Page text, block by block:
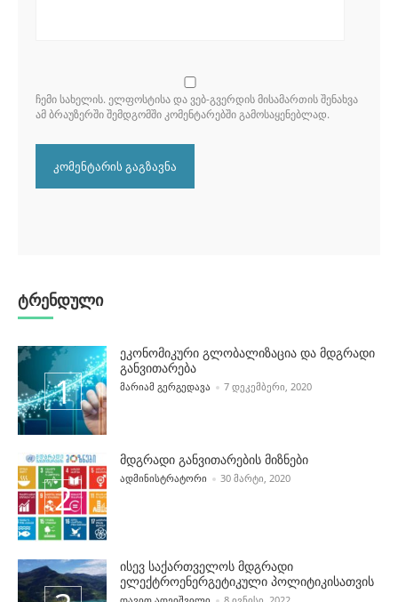
ᲩᲔᲛᲘ ᲡᲐᲮᲔᲚᲘᲡ. ᲔᲚᲤᲝᲡᲢᲘᲡᲐ ᲓᲐ ᲕᲔᲑ-ᲒᲕᲔᲠᲓᲘᲡ ᲛᲘᲡᲐᲛᲐᲠᲗᲘᲡ ᲨᲔᲜᲐᲮᲕᲐ
ᲐᲛ ᲑᲠᲐᲣᲖᲔᲠᲨᲘ ᲨᲔᲛᲓᲒᲝᲛᲨᲘ ᲙᲝᲛᲔᲜᲢᲐᲠᲔᲑᲨᲘ ᲒᲐᲛᲝᲡᲐᲧᲔᲜᲔᲑᲚᲐᲓ.
ტრენდული
ეკონომიკური გლობალიზაცია და მდგრადი
განვითარება
POSTED BY
ᲛᲐᲠᲘᲐᲛ ᲒᲔᲠᲒᲔᲓᲐᲕᲐ 7 ᲓᲔᲙᲔᲛᲑᲔᲠᲘ, 2020
მდგრადი განვითარების მიზნები
POSTED BY
ᲐᲓᲛᲘᲜᲘᲡᲢᲠᲐᲢᲝᲠᲘ 30 ᲛᲐᲠᲢᲘ, 2020
ისევ საქართველოს მდგრადი
ელექტროენერგეტიკული პოლიტიკისათვის
POSTED BY